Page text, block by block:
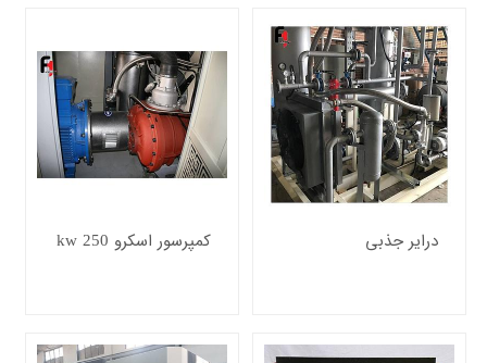
درایر جذبی کمپرسور اسکرو 250 kw